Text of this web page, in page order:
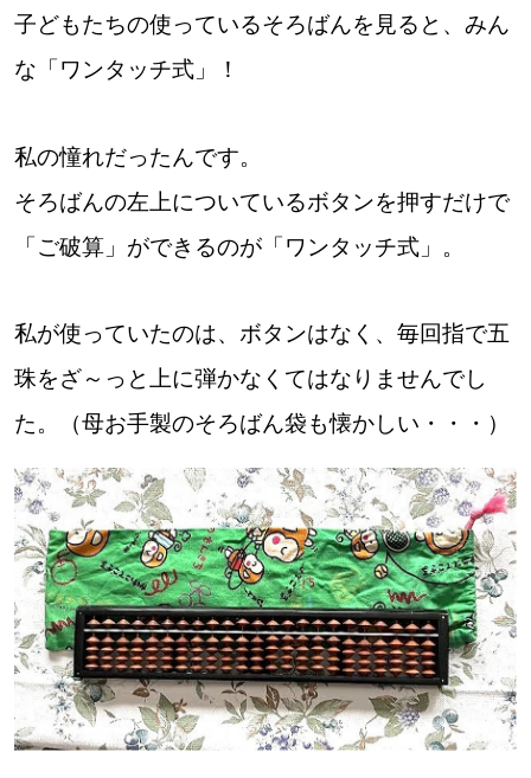
明日への”きっかけ”WEBマガジン
パートナーメディア Sitakkeパートナー
【まったり楽しみたい】 札幌市
【道央のお気に入りを見つけたい】
【道北のお気に入りを見つけたい】
【道東のお気に入りを見つけたい】
子どもたちの使っているそろばんを見ると、みん
な「ワンタッチ式」！
私の憧れだったんです。
そろばんの左上についているボタンを押すだけで
「ご破算」ができるのが「ワンタッチ式」。
私が使っていたのは、ボタンはなく、毎回指で五
珠をざ～っと上に弾かなくてはなりませんでし
た。（母お手製のそろばん袋も懐かしい・・・）